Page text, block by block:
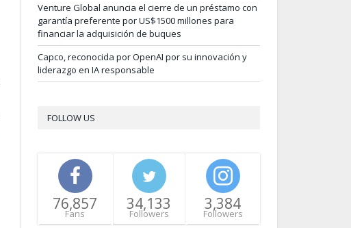
Venture Global anuncia el cierre de un préstamo con
garantía preferente por US$1500 millones para
financiar la adquisición de buques
Capco, reconocida por OpenAI por su innovación y
liderazgo en IA responsable
FOLLOW US
76,857
Fans
34,133
Followers
3,384
Followers